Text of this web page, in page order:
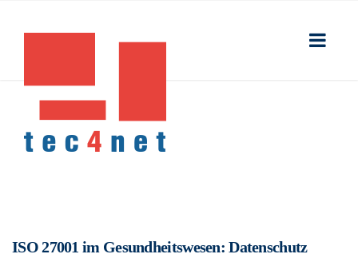
ISO 27001 im Gesundheitswesen: Datenschutz